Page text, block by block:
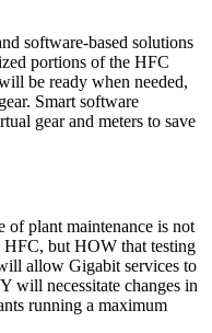
software-based solutions
portions of the HFC
be ready when needed,
Smart software
gear and meters to save
of plant maintenance is not
but HOW that testing
allow Gigabit services to
will necessitate changes in
running a maximum